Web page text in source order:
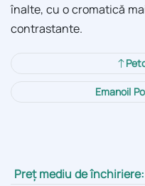
înalte, cu o cromatică
contrastante.
Emanoil
Preț mediu de închiriere: